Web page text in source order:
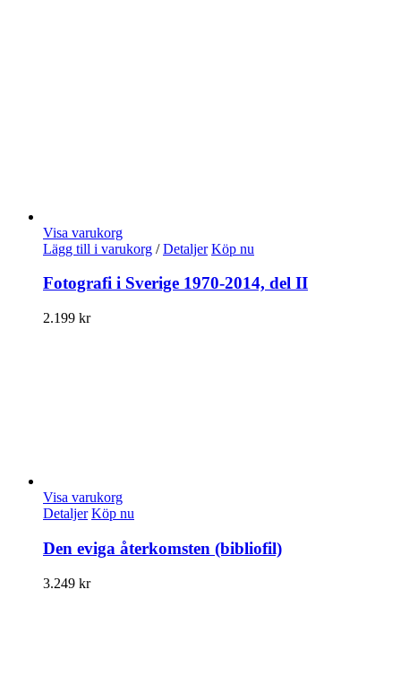
Visa varukorg
Lägg till i varukorg / Detaljer Köp nu
Fotografi i Sverige 1970-2014, del II
2.199 kr
Visa varukorg
Detaljer Köp nu
Den eviga återkomsten (bibliofil)
3.249 kr